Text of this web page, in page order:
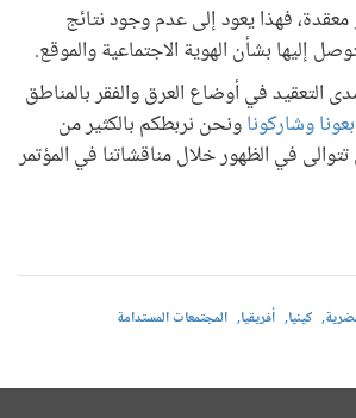
معقدة، فهذا يعود إلى عدم وجود نتائج
إليها بشأن الهوية الاجتماعية والموقع.
التعقيد في أوضاع العرق والفقر بالمناطق
وشاركوناونحن نربطكم بالكثير من
في الظهور خلال مناقشاتنا في المؤتمر
كينيا أفريقيا المجتمعات المستدامة